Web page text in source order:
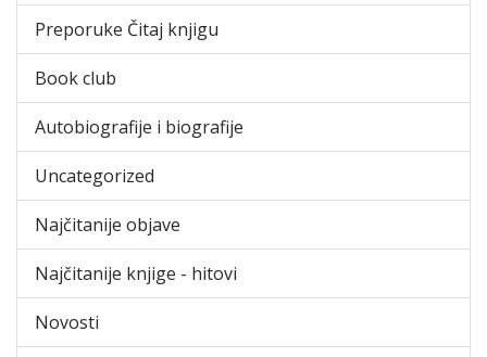
Preporuke Čitaj knjigu
Book club
Autobiografije i biografije
Uncategorized
Najčitanije objave
Najčitanije knjige - hitovi
Novosti